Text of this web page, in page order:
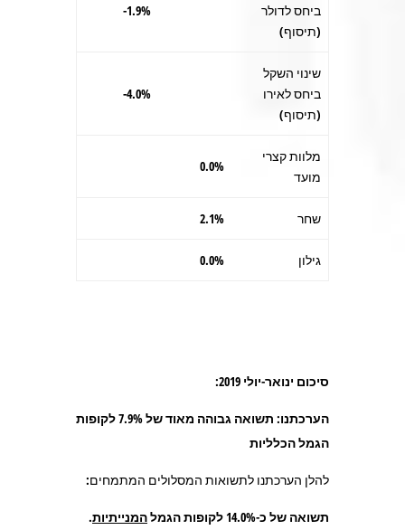
ביחס לדולר
(תיסוף)
1.9%-
שינוי השקל
ביחס לאירו
(תיסוף)
4.0%-
מלוות קצרי
מועד
0.0%
שחר 2.1%
גילון 0.0%
סיכום ינואר-יולי 2019:
הערכתנו: תשואה גבוהה מאוד של 7.9% לקופות
הגמל הכלליות
להלן הערכתנו לתשואות המסלולים המתמחים:
תשואה של כ-14.0% לקופות הגמל המנייתיות.